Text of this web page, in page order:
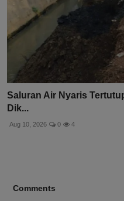
Saluran Air Nyaris
Dik...
Aug 10, 2026 0 4
Comments